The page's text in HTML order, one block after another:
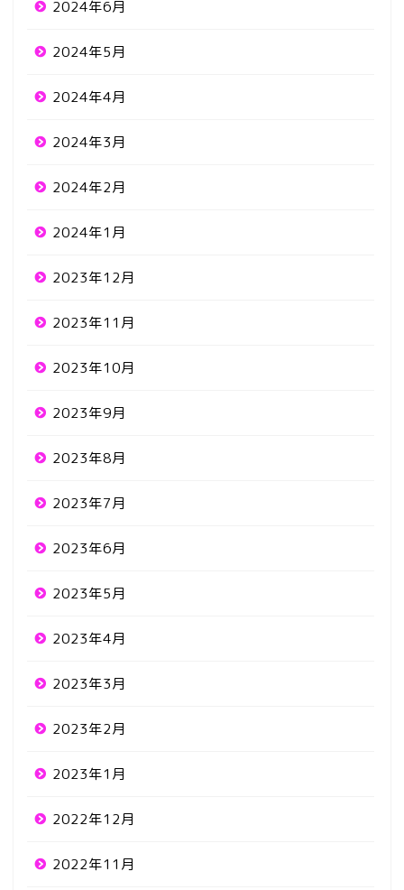
2024年6月
2024年5月
2024年4月
2024年3月
2024年2月
2024年1月
2023年12月
2023年11月
2023年10月
2023年9月
2023年8月
2023年7月
2023年6月
2023年5月
2023年4月
2023年3月
2023年2月
2023年1月
2022年12月
2022年11月